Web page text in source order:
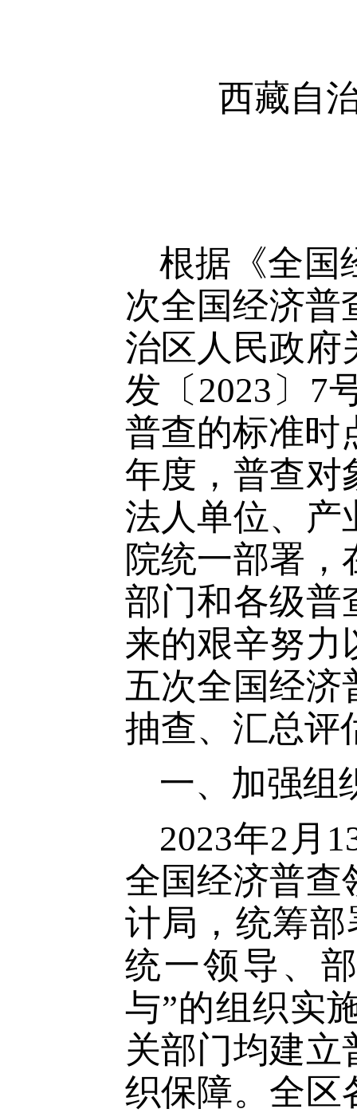
西藏自
根据《全国
次全国经济普
治区人民政府
发〔 2023 〕 7
普查的标准时
年度，普查对
法人单位、产
院统一部署
部门和各级普
来的艰辛努力
五次全国经济
抽查、汇总评
一、加强组
2023年2 月
全国经济普查
计局，统筹
统一领导、
与”的组织实
关部门均建立
织保障。全区